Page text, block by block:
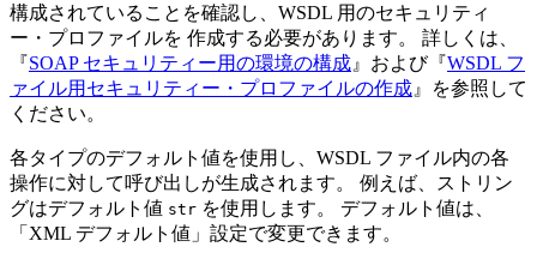
構成されていることを確認し、WSDL 用のセキュリティ
ー・プロファイルを 作成する必要があります。 詳しくは、
『SOAP セキュリティー用の環境の構成 』および『WSDL フ
ァイル用セキュリティー・プロファイルの作成 』を参照して
ください。
各タイプのデフォルト値を使用し、WSDL ファイル内の各
操作に対して呼び出しが生成されます。 例えば、ストリン
グはデフォルト値 str を使用します。 デフォルト値は、
「XML デフォルト値」 設定で変更できます。